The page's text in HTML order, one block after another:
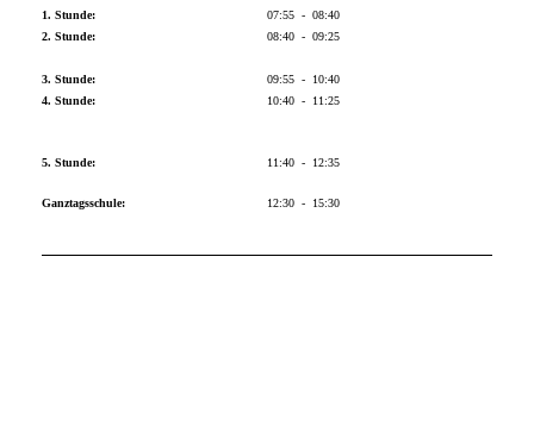
1. Stunde:
2. Stunde:
3. Stunde:
4. Stunde:
5. Stunde:
Ganztagsschule:
07:55 - 08:40
08:40 - 09:25
09:55 - 10:40
10:40 - 11:25
11:40 - 12:35
12:30 - 15:30